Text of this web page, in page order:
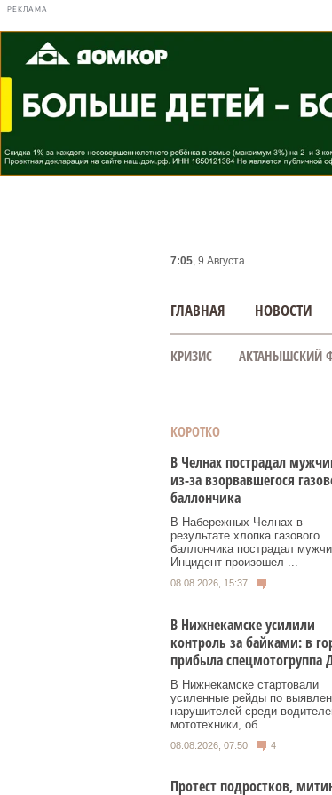
РЕКЛАМА
7:05, 9 Августа
ГЛАВНАЯ НОВОСТИ
КРИЗИС АКТАНЫШСКИЙ
КОРОТКО
В Челнах пострадал
из-за взорвавшегося
баллончика
В Набережных Челнах в
результате хлопка газового
баллончика пострадал
Инцидент произошел ...
08.08.2026, 15:37
В Нижнекамске усилили
контроль за байками: в
прибыла спецмотогруппа
В Нижнекамске стартовали
усиленные рейды по
нарушителей среди
мототехники, об ...
08.08.2026, 07:50 4
Протест подростков,